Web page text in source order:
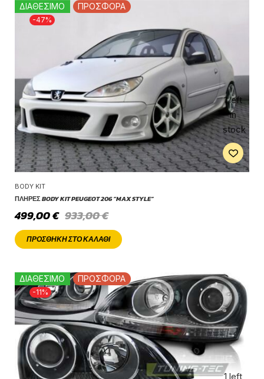
-47%
ΔΙΑΘΕΣΙΜΟ ΠΡΟΣΦΟΡΑ
1 left
in
stock
BODY KIT
ΠΛΉΡΕΣ BODY KIT PEUGEOT 206 “MAX STYLE”
933,00€
499,00€
ΠΡΟΣΘΉΚΗ ΣΤΟ ΚΑΛΆΘΙ
-11%
ΔΙΑΘΕΣΙΜΟ ΠΡΟΣΦΟΡΑ
1 left